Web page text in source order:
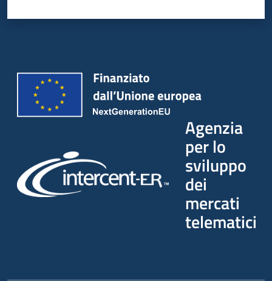
Agenzia
per lo
sviluppo
dei
mercati
telematici